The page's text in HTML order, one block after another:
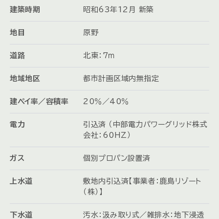
建築時期 昭和63年12月 新築
地目 原野
道路 北東：7ｍ
地域地区 都市計画区域内無指定
建ペイ率／容積率 20％／40％
電力
引込済 （中部電力パワーグリッド株式
会社：60HZ）
ガス 個別プロパン設置済
上水道
敷地内引込済【事業者：鹿島リゾート
（株）】
下水道 汚水：汲み取り式／雑排水：地下浸透